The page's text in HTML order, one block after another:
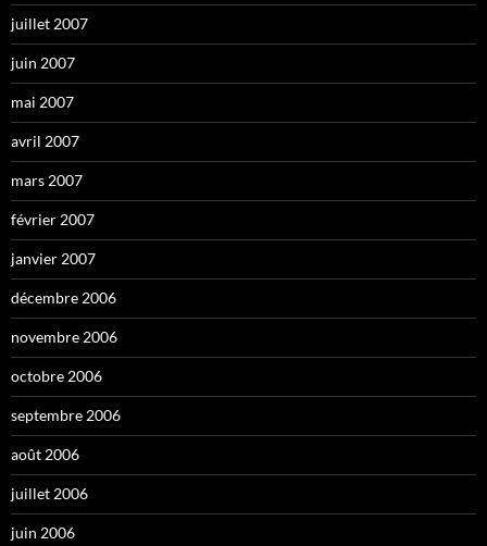
juillet 2007
juin 2007
mai 2007
avril 2007
mars 2007
février 2007
janvier 2007
décembre 2006
novembre 2006
octobre 2006
septembre 2006
août 2006
juillet 2006
juin 2006